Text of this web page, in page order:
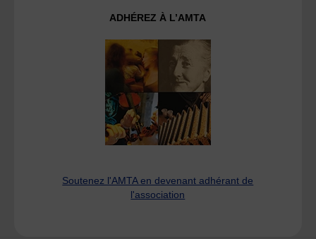
ADHÉREZ À L’AMTA
Soutenez l'AMTA en devenant adhérant de
l'association